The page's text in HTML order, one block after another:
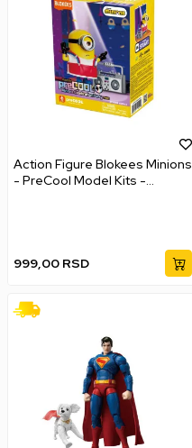
Action Figure Blokees Minions
- PreCool Model Kits -
999,00 RSD